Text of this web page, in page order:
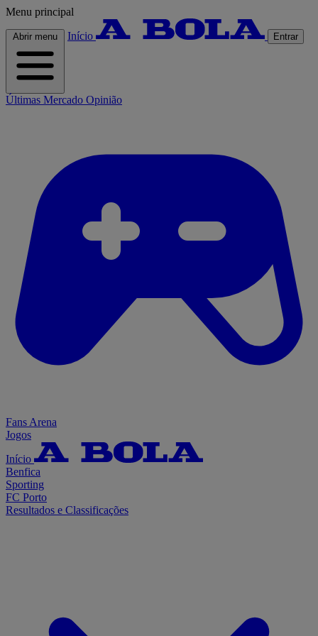
Menu principal
Abrir menu Início Entrar
Últimas Mercado Opinião
Fans Arena
Jogos
Início
Benfica
Sporting
FC Porto
Resultados e Classificações